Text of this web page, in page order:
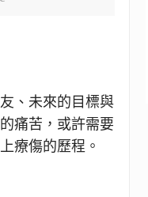
、未來的目標與
痛苦，或許需要
療傷的歷程。